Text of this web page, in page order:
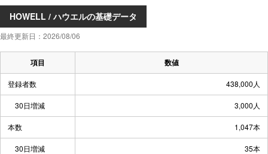
HOWELL / ハウエルの基礎データ
最終更新日：2026/08/06
項目 数値
登録者数 438,000人
30日増減 3,000人
本数 1,047本
30日増減 35本